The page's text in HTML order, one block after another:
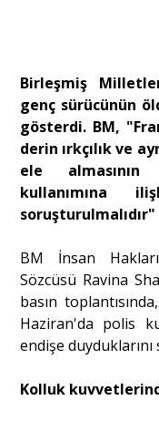
Birleşmiş
genç sürücünün
gösterdi. BM,
derin ırkçılık ve
ele almasının
kullanımına
soruşturulmalıdır"
BM İnsan
Sözcüsü Ravina
basın
Haziran'da polis
endişe duyduklarını
Kolluk